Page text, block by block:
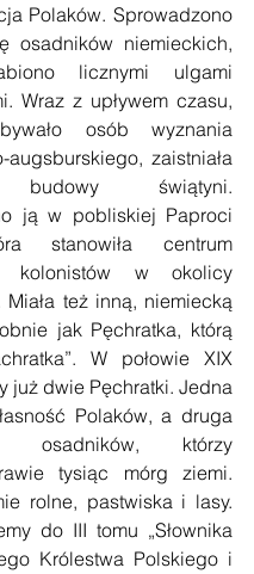
Polaków. Sprowadzono
osadników niemieckich,
licznymi ulgami
Wraz z upływem czasu,
osób wyznania
augsburskiego, zaistniała
budowy świątyni.
ją w pobliskiej Paproci
stanowiła centrum
kolonistów w okolicy
Miała też inną, niemiecką
jak Pęchratka, którą
W połowie XIX
już dwie Pęchratki. Jedna
Polaków, a druga
osadników, którzy
tysiąc mórg ziemi.
rolne, pastwiska i lasy.
do III tomu „Słownika
Królestwa Polskiego i